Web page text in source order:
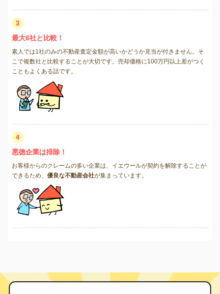
3
最大6社と比較！
素人では1社のみの不動産査定金額が高いかどうか見当が付きません。そ
こで複数社と比較することが大切です。売却価格に100万円以上差がつく
こともよくある話です。
4
悪徳企業は排除！
お客様からのクレームの多い企業は、イエウールが契約を解除することが
できるため、 優良な不動産会社が集まっています。